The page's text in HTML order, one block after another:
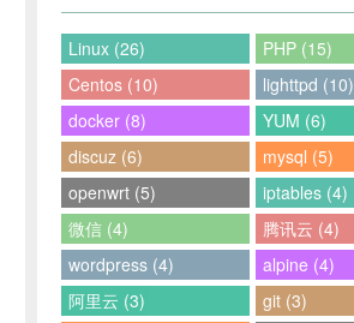
Linux (26)
PHP (15)
Centos (10)
lighttpd (10)
docker (8)
YUM (6)
discuz (6)
mysql (5)
openwrt (5)
iptables (4)
微信 (4)
腾讯云 (4)
wordpress (4)
alpine (4)
阿里云 (3)
git (3)